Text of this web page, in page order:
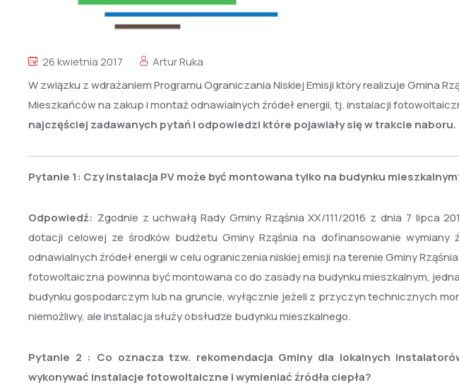
26 kwietnia 2017
Artur Ruka
W związku z wdrażaniem Programu Ograniczania Niskiej Emisji który realizuje Gmina
Mieszkańców na zakup i montaż odnawialnych źródeł energii, tj. instalacji
najczęściej zadawanych pytań i odpowiedzi które pojawiały się w trakcie naboru.
Pytanie 1: Czy instalacja PV może być montowana tylko na budynku
Odpowiedź: Zgodnie z uchwałą Rady Gminy Rząśnia XX/111/2016 z dnia 7 lipca
dotacji celowej ze środków budżetu Gminy Rząśnia na dofinansowanie wymiany
odnawialnych źródeł energii w celu ograniczenia niskiej emisji na terenie Gminy
fotowoltaiczna powinna być montowana co do zasady na budynku mieszkalnym,
budynku gospodarczym lub na gruncie, wyłącznie jeżeli z przyczyn technicznych
niemożliwy, ale instalacja służy obsłudze budynku mieszkalnego.
Pytanie 2 : Co oznacza tzw. rekomendacja Gminy dla lokalnych
wykonywać instalacje fotowoltaiczne i wymieniać źródła ciepła?